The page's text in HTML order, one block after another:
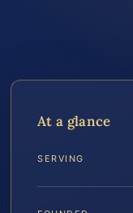
At a glance
SERVING